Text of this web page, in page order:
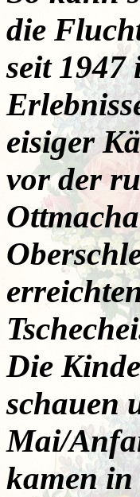
die
seit
eisiger
vor der
Die
schauen
Mai/
kamen